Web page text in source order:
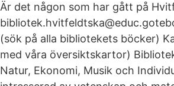
Är det någon som har gått på
(sök på alla bibliotekets böcker)
med våra översiktskartor)
Natur, Ekonomi, Musik och